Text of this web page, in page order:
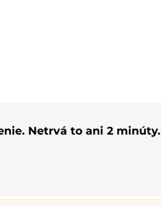
Netrvá to ani 2 minúty.